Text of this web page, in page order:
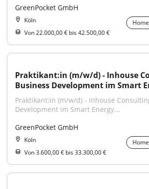
GreenPocket GmbH
Köln
Von 22.000,00 € bis 42.500,00 €
Praktikant:in (m/w/d) - Inhouse
Business Development im Smart
Praktikant:in (m/w/d) - Inhouse
Development im Smart Energy...
GreenPocket GmbH
Köln
Von 3.600,00 € bis 33.300,00 €